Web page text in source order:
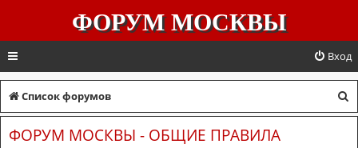
ФОРУМ МОСКВЫ
Вход
Список форумов
о
ФОРУМ МОСКВЫ - ОБЩИЕ ПРАВИЛА